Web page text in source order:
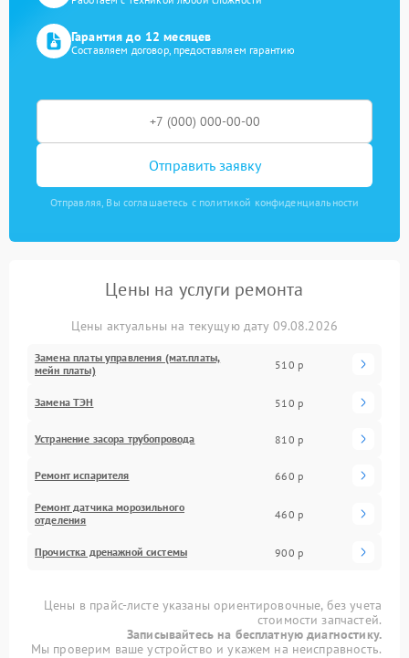
Гарантия до 12 месяцев
Составляем договор, предоставляем гарантию
Отправить заявку
Отправляя, Вы соглашаетесь с политикой конфиденциальности
Цены на услуги ремонта
Цены актуальны на текущую дату 09.08.2026
Замена платы управления (мат.платы,
мейн платы)
510 р
Замена ТЭН 510 р
Устранение засора трубопровода 810 р
Ремонт испарителя 660 р
Ремонт датчика морозильного
отделения
460 р
Прочистка дренажной системы 900 р
Цены в прайс-листе указаны ориентировочные, без учета
стоимости запчастей.
Записывайтесь на бесплатную диагностику.
Мы проверим ваше устройство и укажем на неисправность.